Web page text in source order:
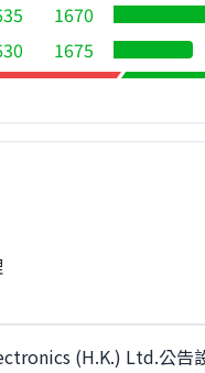
1670
1675